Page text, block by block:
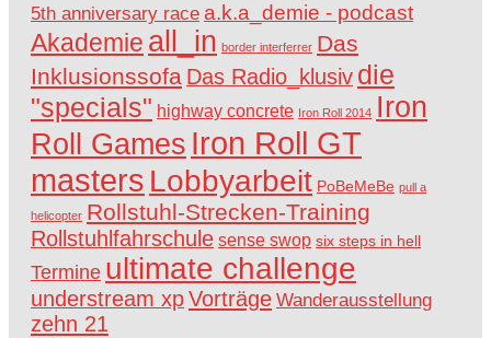
5th anniversary race a.k.a_demie - podcast
Akademie all_in border interferrer Das
Inklusionssofa Das Radio_klusiv die
"specials" highway concrete Iron Roll 2014 Iron
Roll Games Iron Roll GT
masters Lobbyarbeit PoBeMeBe pull a
helicopter Rollstuhl-Strecken-Training
Rollstuhlfahrschule sense swop six steps in hell
Termine ultimate challenge
understream xpVorträge Wanderausstellung
zehn 21